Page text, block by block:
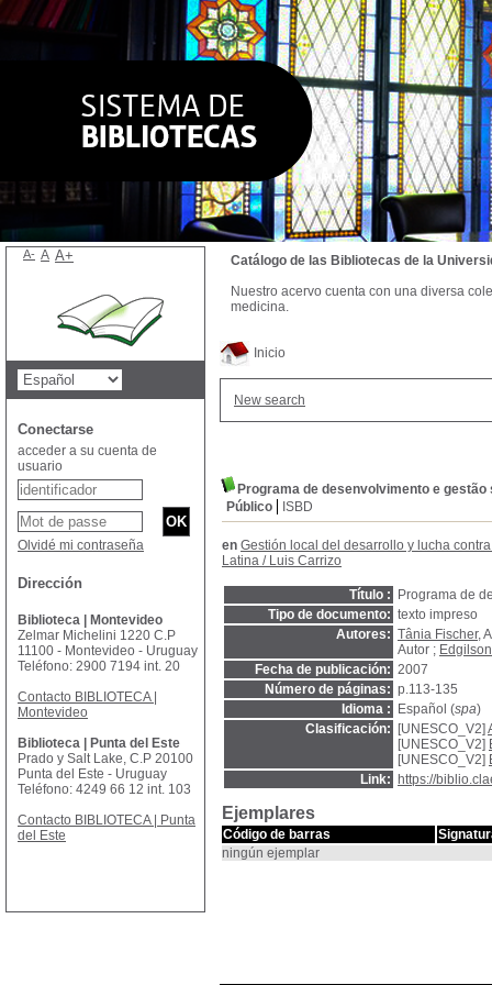
Inicio
New search
Programa de desenvolvimento e gestão
Público
ISBD
en Gestión local del desarrollo y lucha
Latina / Luis Carrizo
Título :
Programa de
Tipo de documento: texto impreso
Autores: Tânia Fischer,
Autor ;
Fecha de publicación: 2007
Número de páginas: p.113-135
Idioma :
Español (spa)
Clasificación:
[UNESCO_V2]
[UNESCO_V2]
[UNESCO_V2]
Link:
https://
Ejemplares
Código de barras
ningún ejemplar
Catálogo de las Bibliotecas de la
Nuestro acervo cuenta con una diversa
medicina.
A- A A+
Conectarse
acceder a su cuenta de
usuario
Olvidé mi contraseña
Dirección
Biblioteca | Montevideo
Zelmar Michelini 1220 C.P
11100 - Montevideo - Uruguay
Teléfono: 2900 7194 int. 20
Contacto BIBLIOTECA |
Montevideo
Biblioteca | Punta del Este
Prado y Salt Lake, C.P 20100
Punta del Este - Uruguay
Teléfono: 4249 66 12 int. 103
Contacto BIBLIOTECA | Punta
del Este